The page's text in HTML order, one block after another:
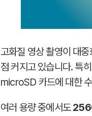
고화질 영상 촬영이 대
점 커지고 있습니다. 특
microSD 카드에 대한
여러 용량 중에서도